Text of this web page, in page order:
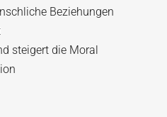
Beziehungen
steigert die Moral